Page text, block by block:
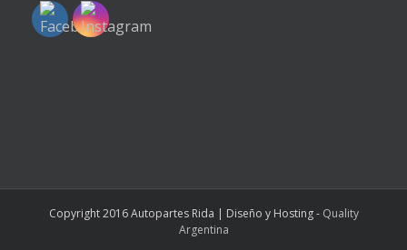
Copyright 2016 Autopartes Rida | Diseño y Hosting - Quality
Argentina